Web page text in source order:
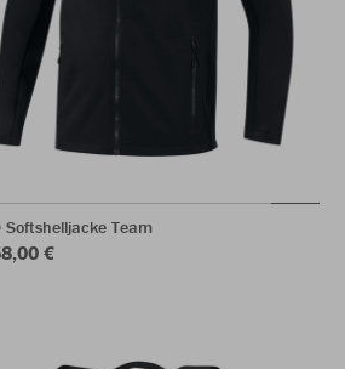
Softshelljacke Team
€